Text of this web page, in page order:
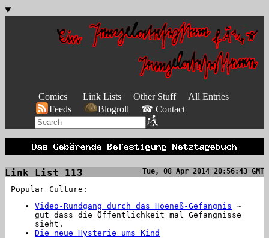
Comics Link Lists Other Stuff
All Entries
Feeds
Blogroll ☎ Contact
Link List 113 Tue, 08 Apr 2014 20:56:43 GMT
Popular Culture:
Video-Rundgang durch das Hoeneß-Gefängnis ~
gut dass die Öffentlichkeit mal Gefängnisse
sieht.
Die neue Hysterie ums Kind